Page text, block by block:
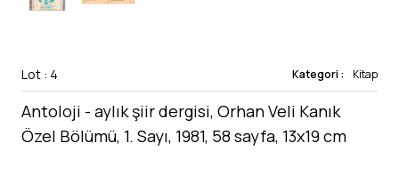
Lot : 4 Kategori : Kitap
Antoloji - aylık şiir dergisi, Orhan Veli Kanık
Özel Bölümü, 1. Sayı, 1981, 58 sayfa, 13x19 cm